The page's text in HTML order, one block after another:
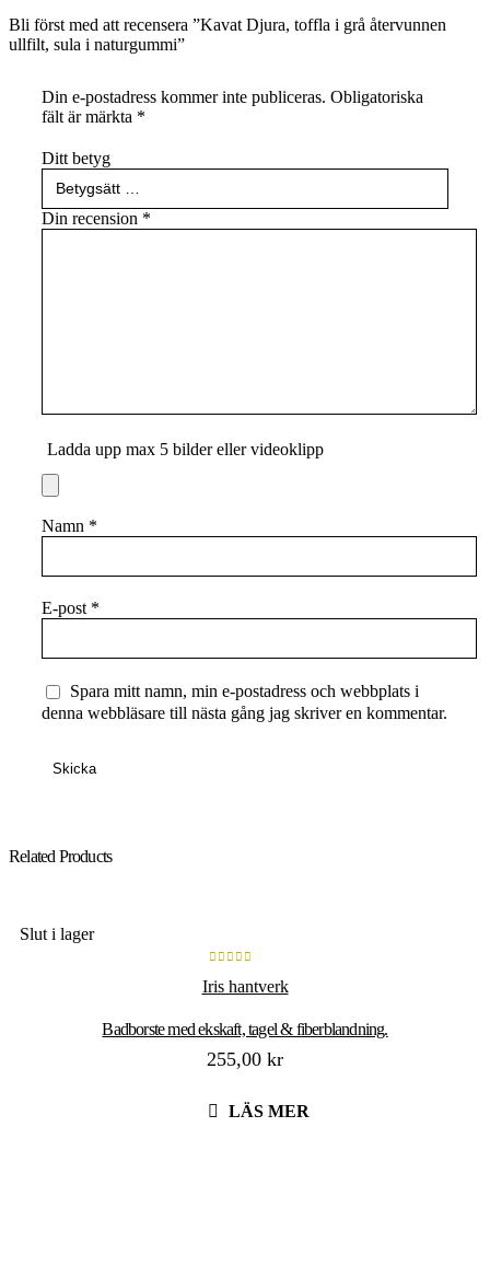
Bli först med att recensera ”Kavat Djura, toffla i grå återvunnen
ullfilt, sula i naturgummi”
Din e-postadress kommer inte publiceras. Obligatoriska
fält är märkta *
Ditt betyg
Din recension *
Ladda upp max 5 bilder eller videoklipp
Namn *
E-post *
Spara mitt namn, min e-postadress och webbplats i
denna webbläsare till nästa gång jag skriver en kommentar.
Related Products
Slut i lager
Iris hantverk
Badborste med ekskaft, tagel & fiberblandning.
255,00 kr
LÄS MER